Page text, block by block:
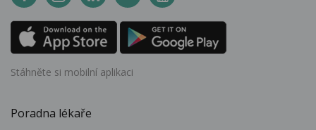
Stáhněte si mobilní aplikaci
Poradna lékaře